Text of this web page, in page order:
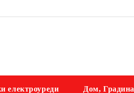
електроуреди Дом, Градина